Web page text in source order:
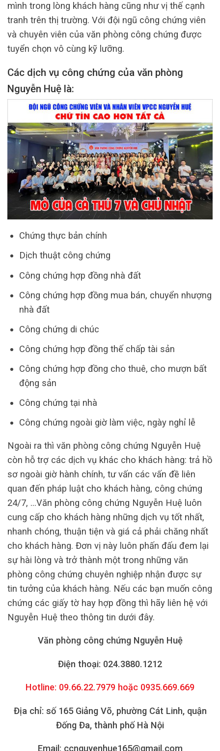
mình trong lòng khách hàng cũng như vị thế cạnh
tranh trên thị trường. Với đội ngũ công chứng viên
và chuyên viên của văn phòng công chứng được
tuyển chọn vô cùng kỹ lưỡng.
Các dịch vụ công chứng của văn phòng
Nguyễn Huệ là:
Chứng thực bản chính
Dịch thuật công chứng
Công chứng hợp đồng nhà đất
Công chứng hợp đồng mua bán, chuyển nhượng
nhà đất
Công chứng di chúc
Công chứng hợp đồng thế chấp tài sản
Công chứng hợp đồng cho thuê, cho mượn bất
động sản
Công chứng tại nhà
Công chứng ngoài giờ làm việc, ngày nghỉ lễ
Ngoài ra thì văn phòng công chứng Nguyễn Huệ
còn hỗ trợ các dịch vụ khác cho khách hàng: trả hồ
sơ ngoài giờ hành chính, tư vấn các vấn đề liên
quan đến pháp luật cho khách hàng, công chứng
24/7, …Văn phòng công chứng Nguyễn Huệ luôn
cung cấp cho khách hàng những dịch vụ tốt nhất,
nhanh chóng, thuận tiện và giá cả phải chăng nhất
cho khách hàng. Đơn vị này luôn phấn đấu đem lại
sự hài lòng và trở thành một trong những văn
phòng công chứng chuyên nghiệp nhận được sự
tin tưởng của khách hàng. Nếu các bạn muốn công
chứng các giấy tờ hay hợp đồng thì hãy liên hệ với
Nguyễn Huệ theo thông tin dưới đây.
Văn phòng công chứng Nguyễn Huệ
Điện thoại: 024.3880.1212
Hotline: 09.66.22.7979 hoặc 0935.669.669
Địa chỉ: số 165 Giảng Võ, phường Cát Linh, quận
Đống Đa, thành phố Hà Nội
Email: ccnguyenhue165@gmail.com